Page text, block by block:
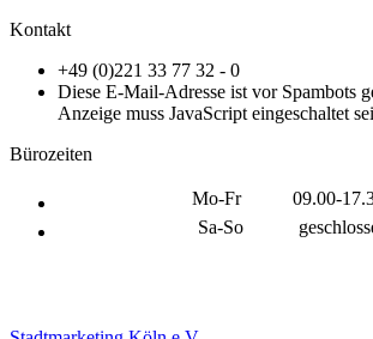
Kontakt
+49 (0)221 33 77 32 - 0
Diese E-Mail-Adresse ist vor Spambots
Anzeige muss JavaScript eingeschaltet
Bürozeiten
Mo-Fr
09.00-
Sa-So